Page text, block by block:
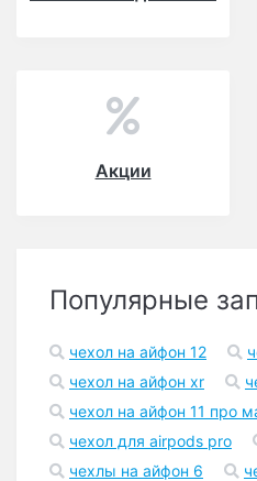
Акции
Популярные
чехол на айфон 12
чехол на айфон xr
чехол на айфон 11 про
чехол для airpods pro
чехлы на айфон 6